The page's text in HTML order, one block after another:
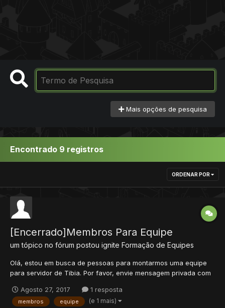
Mais opções de pesquisa
Encontrado 9 registros
ORDENAR POR
[Encerrado]Membros Para Equipe
um tópico no fórum postou ignite Formação de Equipes
Olá, estou em busca de pessoas para montarmos uma equipe
para servidor de Tibia. Por favor, envie mensagem privada com
seu estilo preferido de game: (Baiak, Global ou RPG) -Qual a s...
Agosto 27, 2017 1 resposta
membros equipe (e 1 mais)